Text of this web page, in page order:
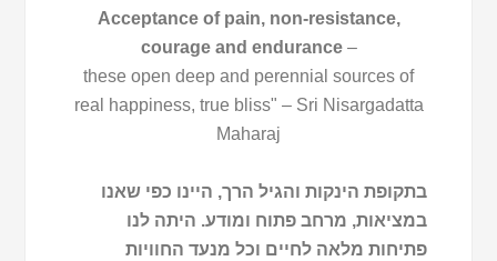
Acceptance of pain, non-resistance,
courage and endurance–
these open deep and perennial sources of
real happiness, true bliss" – Sri Nisargadatta
Maharaj
בתקופת הינקות והגיל הרך, היינו כפי שאנו
במציאות, מרחב פתוח ומודע. היתה לנו
פתיחות מלאה לחיים וכל מנעד החוויות